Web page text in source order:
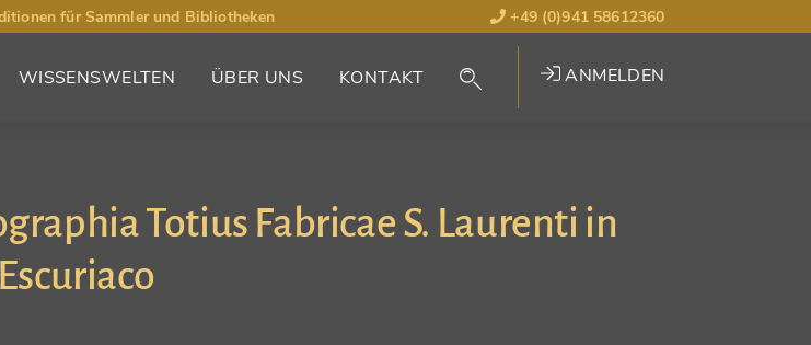
für Sammler und Bibliotheken +49 (0)941 58612360
WISSENSWELTEN ÜBER UNS KONTAKT ANMELDEN
Totius Fabricae S. Laurenti in
Escuriaco